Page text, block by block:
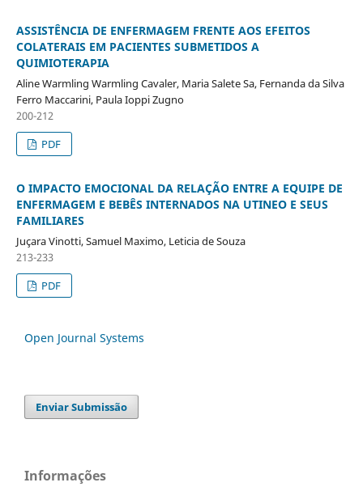
ASSISTÊNCIA DE ENFERMAGEM FRENTE AOS EFEITOS
COLATERAIS EM PACIENTES SUBMETIDOS A
QUIMIOTERAPIA
Aline Warmling Warmling Cavaler, Maria Salete Sa, Fernanda da Silva
Ferro Maccarini, Paula Ioppi Zugno
200-212
PDF
O IMPACTO EMOCIONAL DA RELAÇÃO ENTRE A EQUIPE DE
ENFERMAGEM E BEBÊS INTERNADOS NA UTINEO E SEUS
FAMILIARES
Juçara Vinotti, Samuel Maximo, Leticia de Souza
213-233
PDF
Open Journal Systems
Enviar Submissão
Informações